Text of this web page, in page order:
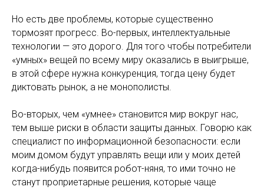
Но есть две проблемы, которые существенно
тормозят прогресс. Во-первых, интеллектуальные
технологии — это дорого. Для того чтобы потребители
«умных» вещей по всему миру оказались в выигрыше,
в этой сфере нужна конкуренция, тогда цену будет
диктовать рынок, а не монополисты.
Во-вторых, чем «умнее» становится мир вокруг нас,
тем выше риски в области защиты данных. Говорю как
специалист по информационной безопасности: если
моим домом будут управлять вещи или у моих детей
когда-нибудь появится робот-няня, то ими точно не
станут проприетарные решения, которые чаще